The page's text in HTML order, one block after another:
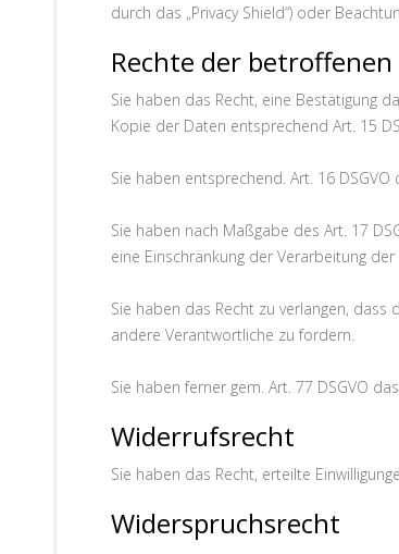
durch das „Privacy Shield“) oder
Rechte der betroffenen
Sie haben das Recht, eine Bestätigung
Kopie der Daten entsprechend Art. 15
Sie haben entsprechend. Art. 16
Sie haben nach Maßgabe des Art. 17
eine Einschränkung der Verarbeitung
Sie haben das Recht zu verlangen,
andere Verantwortliche zu fordern.
Sie haben ferner gem. Art. 77 DSGVO
Widerrufsrecht
Sie haben das Recht, erteilte
Widerspruchsrecht